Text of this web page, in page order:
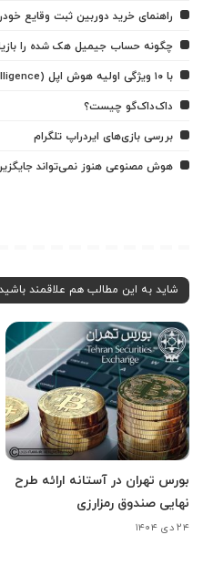
راهنمای خرید دوربین ثبت وقایع
چگونه حساب جیمیل هک شده را
با ۱۰ ویژگی اولیه هوش اپل (Apple Intelligence) آشنا شوید
داک‌داک‌گو چیست؟
بررسی بازی‌های ایردراپ تلگرام
هوش مصنوعی هنوز نمی‌تواند
شاید به این مطالب هم علاقمند
بورس تهران در آستانه ارائه طرح
نهایی صندوق رمزارزی
۲۴ دی ۱۴۰۴